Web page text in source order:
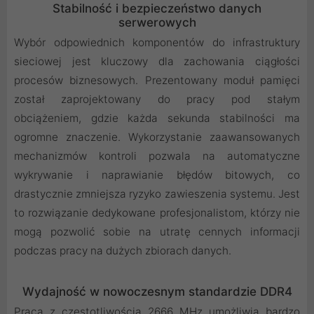
Stabilność i bezpieczeństwo danych
serwerowych
Wybór odpowiednich komponentów do infrastruktury
sieciowej jest kluczowy dla zachowania ciągłości
procesów biznesowych. Prezentowany moduł pamięci
został zaprojektowany do pracy pod stałym
obciążeniem, gdzie każda sekunda stabilności ma
ogromne znaczenie. Wykorzystanie zaawansowanych
mechanizmów kontroli pozwala na automatyczne
wykrywanie i naprawianie błędów bitowych, co
drastycznie zmniejsza ryzyko zawieszenia systemu. Jest
to rozwiązanie dedykowane profesjonalistom, którzy nie
mogą pozwolić sobie na utratę cennych informacji
podczas pracy na dużych zbiorach danych.
Wydajność w nowoczesnym standardzie DDR4